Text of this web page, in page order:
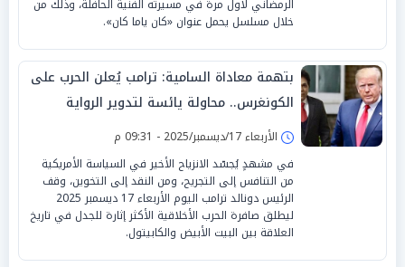
الرمضاني لأول مرة في مسيرته الفنية الحافلة، وذلك من
خلال مسلسل يحمل عنوان «كان ياما كان».
بتهمة معاداة السامية: ترامب يُعلن الحرب على
الكونغرس.. محاولة يائسة لتدوير الرواية
الأربعاء 17/ديسمبر/2025 - 09:31 م
في مشهدٍ يُجسّد الانزياح الأخير في السياسة الأمريكية
من التنافس إلى التجريح، ومن النقد إلى التخوين، وقف
الرئيس دونالد ترامب اليوم الأربعاء 17 ديسمبر 2025
ليطلق صافرة الحرب الأخلاقية الأكثر إثارة للجدل في تاريخ
العلاقة بين البيت الأبيض والكابيتول.